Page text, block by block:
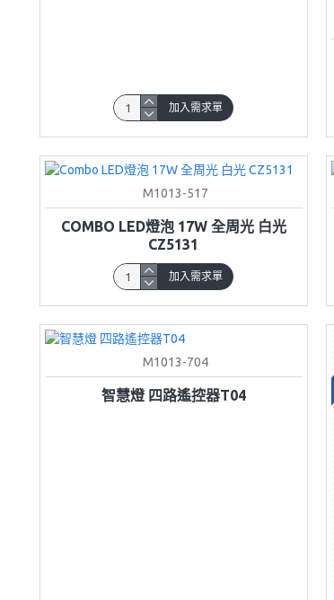
加入需求單
M1013-517
COMBO LED燈泡 17W 全周光 白光
CZ5131
加入需求單
M1013-704
智慧燈 四路遙控器T04